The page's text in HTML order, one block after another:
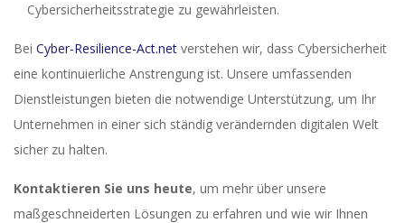
Cybersicherheitsstrategie zu gewährleisten.
Bei Cyber-Resilience-Act.net verstehen wir, dass Cybersicherheit
eine kontinuierliche Anstrengung ist. Unsere umfassenden
Dienstleistungen bieten die notwendige Unterstützung, um Ihr
Unternehmen in einer sich ständig verändernden digitalen Welt
sicher zu halten.
Kontaktieren Sie uns heute, um mehr über unsere
maßgeschneiderten Lösungen zu erfahren und wie wir Ihnen